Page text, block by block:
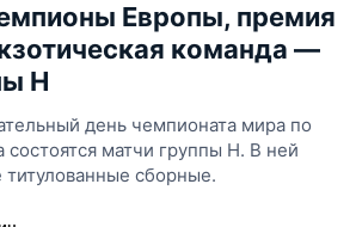
Европы, премия
команда —
H
день чемпионата мира по
состоятся матчи группы H. В ней
сборные.